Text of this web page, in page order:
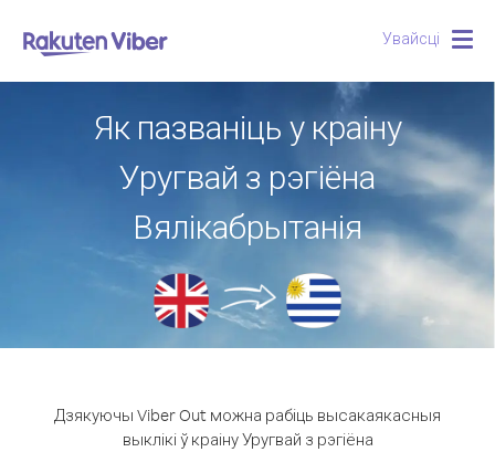
Увайсці
Як пазваніць у краіну
Уругвай з рэгіёна
Вялікабрытанія
Дзякуючы Viber Out можна рабіць высакаякасныя
выклікі ў краіну Уругвай з рэгіёна